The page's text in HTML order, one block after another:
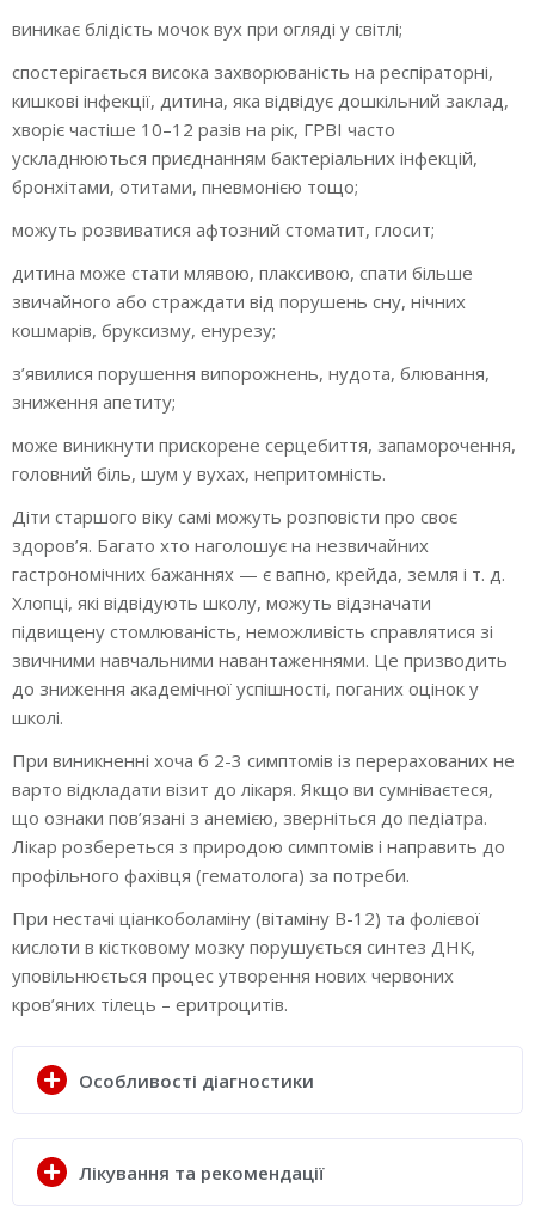
виникає блідість мочок вух при огляді у світлі;
спостерігається висока захворюваність на респіраторні,
кишкові інфекції, дитина, яка відвідує дошкільний заклад,
хворіє частіше 10–12 разів на рік, ГРВІ часто
ускладнюються приєднанням бактеріальних інфекцій,
бронхітами, отитами, пневмонією тощо;
можуть розвиватися афтозний стоматит, глосит;
дитина може стати млявою, плаксивою, спати більше
звичайного або страждати від порушень сну, нічних
кошмарів, бруксизму, енурезу;
з’явилися порушення випорожнень, нудота, блювання,
зниження апетиту;
може виникнути прискорене серцебиття, запаморочення,
головний біль, шум у вухах, непритомність.
Діти старшого віку самі можуть розповісти про своє
здоров’я. Багато хто наголошує на незвичайних
гастрономічних бажаннях — є вапно, крейда, земля і т. д.
Хлопці, які відвідують школу, можуть відзначати
підвищену стомлюваність, неможливість справлятися зі
звичними навчальними навантаженнями. Це призводить
до зниження академічної успішності, поганих оцінок у
школі.
При виникненні хоча б 2-3 симптомів із перерахованих не
варто відкладати візит до лікаря. Якщо ви сумніваєтеся,
що ознаки пов’язані з анемією, зверніться до педіатра.
Лікар розбереться з природою симптомів і направить до
профільного фахівця (гематолога) за потреби.
При нестачі ціанкоболаміну (вітаміну В-12) та фолієвої
кислоти в кістковому мозку порушується синтез ДНК,
уповільнюється процес утворення нових червоних
кров’яних тілець – еритроцитів.
Особливості діагностики
Лікування та рекомендації